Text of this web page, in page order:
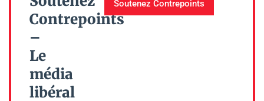
Contrepoints
–
Le
média
libéral
Soutenez Contrepoints